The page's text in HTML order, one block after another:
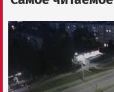
Image